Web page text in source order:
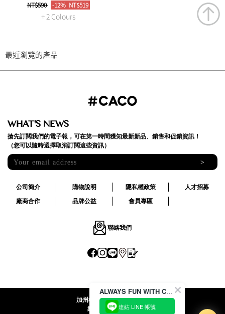
NT$590 -12% NT$519
+ 2 Colours
最近瀏覽的產品
WHAT'S NEWS
搶先訂閱我們的電子報，可在第一時間獲知最新新品、銷售和促銷資訊！
（您可以隨時選擇取消訂閱這些資訊）
>
公司簡介 購物說明 隱私權政策
人才招募
廠商合作
品牌公益 會員專區
聯絡我們
加州椰子國際股份有限公司
統一編號:24492069
ALWAYS FUN WITH CACO !
連結 LINE 帳號